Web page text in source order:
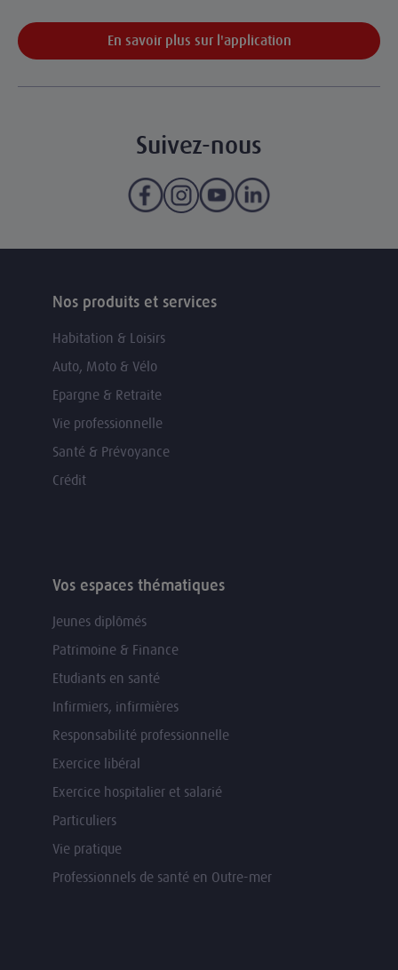
En savoir plus sur l'application
Suivez-nous
Nos produits et services
Habitation & Loisirs
Auto, Moto & Vélo
Epargne & Retraite
Vie professionnelle
Santé & Prévoyance
Crédit
Vos espaces thématiques
Jeunes diplômés
Patrimoine & Finance
Etudiants en santé
Infirmiers, infirmières
Responsabilité professionnelle
Exercice libéral
Exercice hospitalier et salarié
Particuliers
Vie pratique
Professionnels de santé en Outre-mer